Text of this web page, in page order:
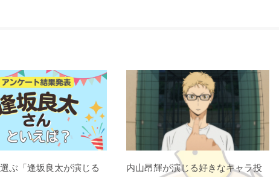
ぶ「逢坂良太が演じる
内山昂輝が演じる好きなキャラ投